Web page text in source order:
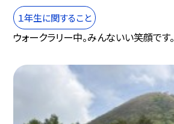
１年生に関すること
ウォークラリー中。みんないい笑顔です。